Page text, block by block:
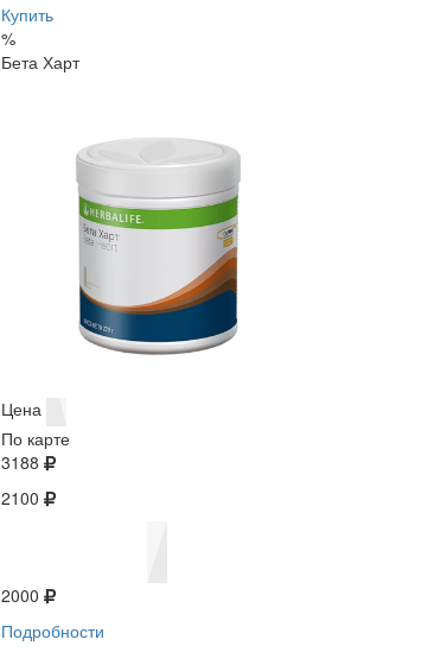
Купить
%
Бета Харт
Цена
По карте
3188
2100
2000
Подробности